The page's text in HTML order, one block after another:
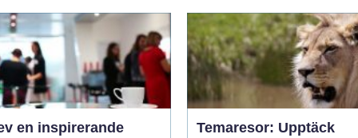
en inspirerande
Temaresor: Upptäck